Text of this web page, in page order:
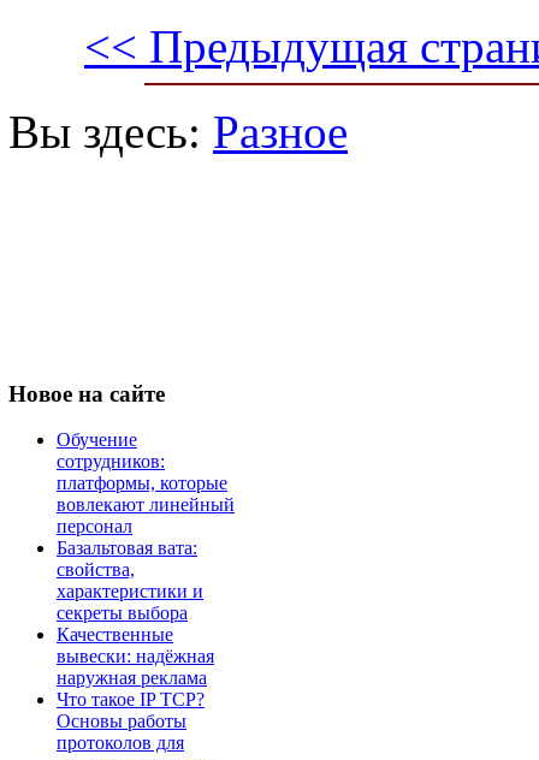
<< Предыдущая
Вы здесь: Разное
Новое на сайте
Обучение
сотрудников:
платформы, которые
вовлекают линейный
персонал
Базальтовая вата:
свойства,
характеристики и
секреты выбора
Качественные
вывески: надёжная
наружная реклама
Что такое IP TCP?
Основы работы
протоколов для